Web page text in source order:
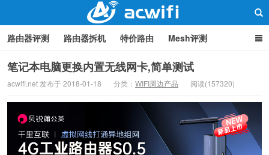
路由器评测 路由器拆机 特价路由 Mesh评测
路由器设置 软路由 路由器刷机 品牌分类
中继/桥接 WIFI周边产品 光猫 疑问集 关于本站
笔记本电脑更换内置无线网卡,简单测试
acwifi.net 发布于 2018-01-18 分类： WIFI周边产品 阅读(157320)